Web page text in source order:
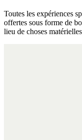
Toutes les expériences
offertes sous forme de
lieu de choses